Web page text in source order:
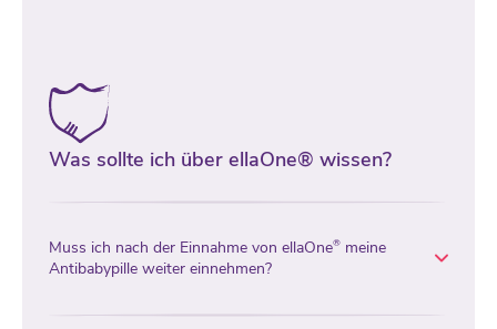
Was sollte ich über ellaOne® wissen?
Muss ich nach der Einnahme von ellaOne® meine
Antibabypille weiter einnehmen?